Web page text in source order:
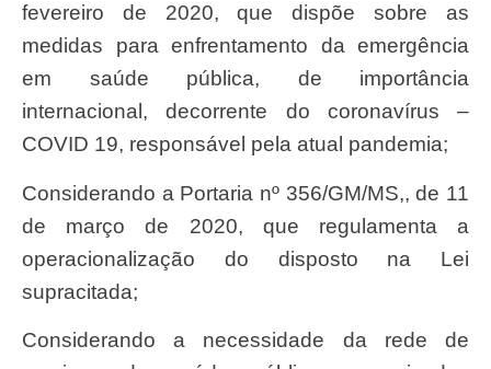
fevereiro de 2020, que dispõe sobre as
medidas para enfrentamento da emergência
em saúde pública, de importância
internacional, decorrente do coronavírus –
COVID 19, responsável pela atual pandemia;
Considerando a Portaria nº 356/GM/MS,, de 11
de março de 2020, que regulamenta a
operacionalização do disposto na Lei
supracitada;
Considerando a necessidade da rede de